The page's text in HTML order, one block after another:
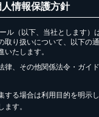
人情報保護方針
ル（以下、当社とします）
取り扱いについて、以下の
たします。
律、その他関係法令・ガイ
する場合は利用目的を明示
す。